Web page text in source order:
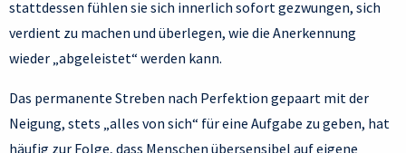
stattdessen fühlen sie sich innerlich sofort gezwungen, sich
verdient zu machen und überlegen, wie die Anerkennung
wieder „abgeleistet“ werden kann.
Das permanente Streben nach Perfektion gepaart mit der
Neigung, stets „alles von sich“ für eine Aufgabe zu geben, hat
häufig zur Folge, dass Menschen übersensibel auf eigene